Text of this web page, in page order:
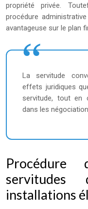
propriété privée.
procédure
avantageuse sur le plan
La servitude
effets juridiques
servitude, tout en
dans les
Procédure
servitudes
installations